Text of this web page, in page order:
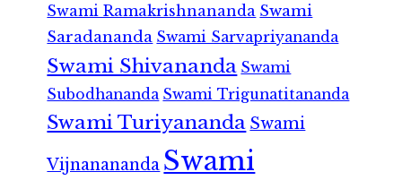
Swami Ramakrishnananda Swami
Saradananda Swami Sarvapriyananda
Swami Shivananda Swami
Subodhananda Swami Trigunatitananda
Swami Turiyananda Swami
Vijnanananda Swami